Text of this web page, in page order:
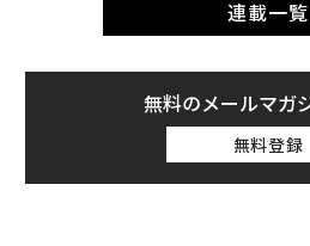
連載一覧
無料のメールマガ
無料登録